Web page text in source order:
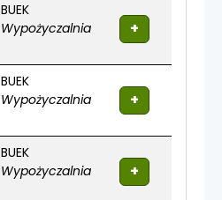
BUEK
Wypożyczalnia
BUEK
Wypożyczalnia
BUEK
Wypożyczalnia